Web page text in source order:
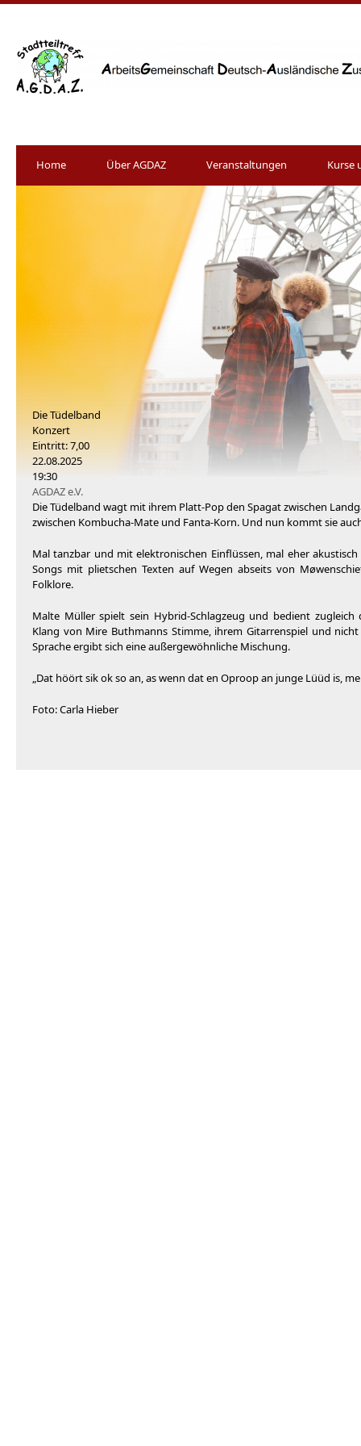
Home Über AGDAZ Veranstaltungen Kurse
Die Tüdelband
Konzert
Eintritt: 7,00
22.08.2025
19:30
AGDAZ e.V.
Die Tüdelband wagt mit ihrem Platt-Pop den Spagat zwischen
zwischen Kombucha-Mate und Fanta-Korn. Und nun kommt sie auch
Mal tanzbar und mit elektronischen Einflüssen, mal eher
Songs mit plietschen Texten auf Wegen abseits von
Folklore.
Malte Müller spielt sein Hybrid-Schlagzeug und bedient zugleich
Klang von Mire Buthmanns Stimme, ihrem Gitarrenspiel und
Sprache ergibt sich eine außergewöhnliche Mischung.
„Dat höört sik ok so an, as wenn dat en Oproop an junge Lüüd is,
Foto: Carla Hieber